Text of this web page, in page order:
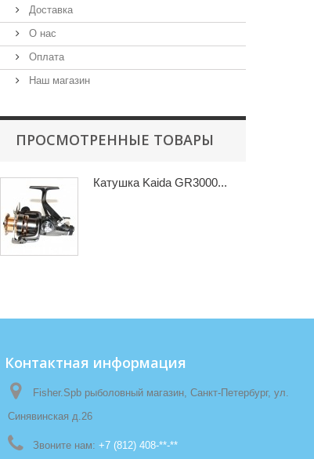
Доставка
О нас
Оплата
Наш магазин
ПРОСМОТРЕННЫЕ ТОВАРЫ
Катушка Kaida GR3000...
Контактная информация
Fisher.Spb рыболовный магазин, Санкт-Петербург, ул.
Синявинская д.26
Звоните нам: +7 (812) 408-**-**